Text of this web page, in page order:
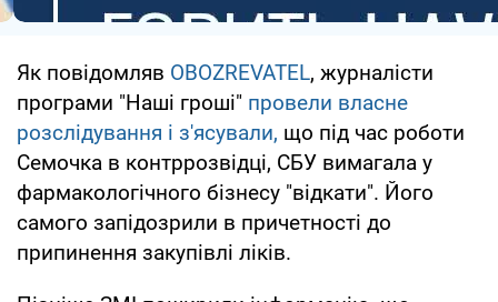
Як повідомляв OBOZREVATEL, журналісти
програми "Наші гроші" провели власне
розслідування і з'ясували, що під час роботи
Семочка в контррозвідці, СБУ вимагала у
фармакологічного бізнесу "відкати". Його
самого запідозрили в причетності до
припинення закупівлі ліків.